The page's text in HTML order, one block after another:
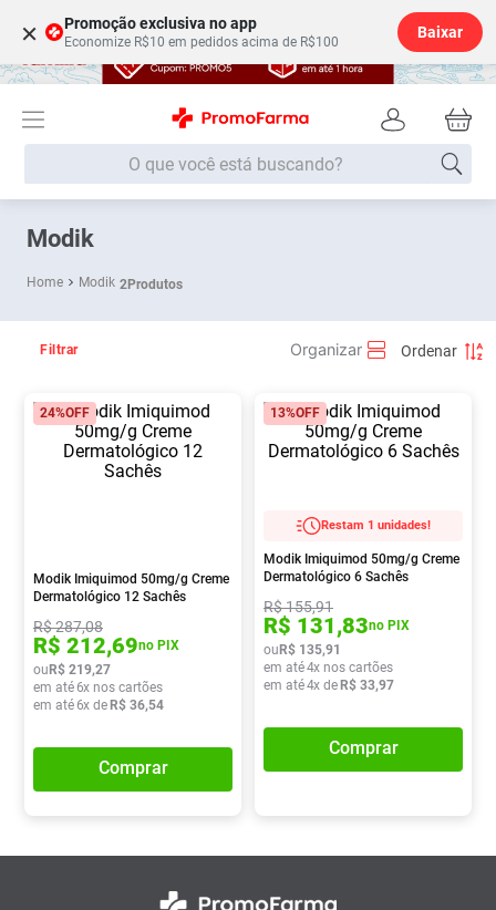
× Promoção exclusiva no app
Economize R$10 em pedidos acima de R$100
Baixar
O que você está buscando?
Modik
Modik 2Produtos
Filtrar
24%OFF
Modik Imiquimod 50mg/g Creme
Dermatológico 12 Sachês
R$287,08
R$ 212,69no PIX
ouR$ 219,27
em até6x nos cartões
em até6x deR$ 36,54
Comprar
13%OFF
Restam 1 unidades!
Modik Imiquimod 50mg/g Creme
Dermatológico 6 Sachês
R$155,91
R$ 131,83no PIX
ouR$ 135,91
em até4x nos cartões
em até4x deR$ 33,97
Comprar
Termos mais buscados
1 º Fralda
3º
5º Fralda G
6º Desodorante
10º Soro Fisiológico